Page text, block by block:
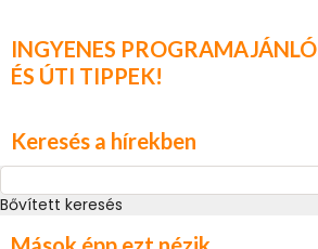
INGYENES PROGRAMAJÁNLÓ
ÉS ÚTI TIPPEK!
Keresés a hírekben
Bővített keresés